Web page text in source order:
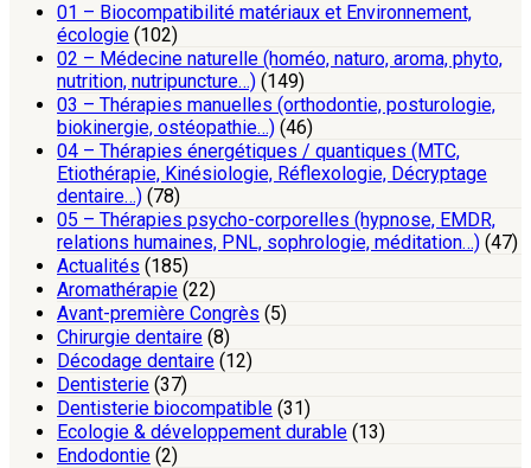
01 – Biocompatibilité matériaux et Environnement,
écologie (102)
02 – Médecine naturelle (homéo, naturo, aroma, phyto,
nutrition, nutripuncture…) (149)
03 – Thérapies manuelles (orthodontie, posturologie,
biokinergie, ostéopathie…) (46)
04 – Thérapies énergétiques / quantiques (MTC,
Etiothérapie, Kinésiologie, Réflexologie, Décryptage
dentaire…) (78)
05 – Thérapies psycho-corporelles (hypnose, EMDR,
relations humaines, PNL, sophrologie, méditation…) (47)
Actualités (185)
Aromathérapie (22)
Avant-première Congrès (5)
Chirurgie dentaire (8)
Décodage dentaire (12)
Dentisterie (37)
Dentisterie biocompatible (31)
Ecologie & développement durable (13)
Endodontie (2)